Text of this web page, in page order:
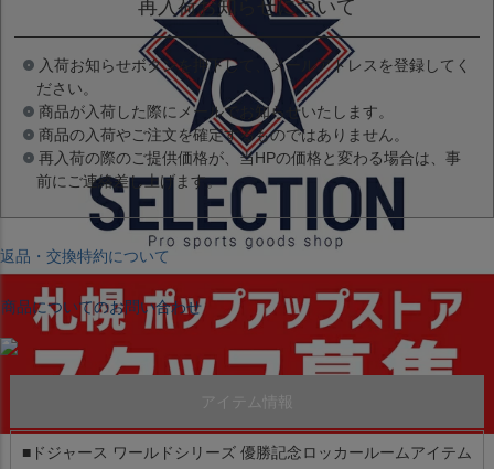
再入荷お知らせについて
入荷お知らせボタンを押下して、メールアドレスを登録してく
ださい。
商品が入荷した際にメールでお知らせいたします。
商品の入荷やご注文を確定するものではありません。
再入荷の際のご提供価格が、当HPの価格と変わる場合は、事
前にご連絡差し上げます。
返品・交換特約について
商品についてのお問い合わせ
アイテム情報
■ドジャース ワールドシリーズ 優勝記念ロッカールームアイテム